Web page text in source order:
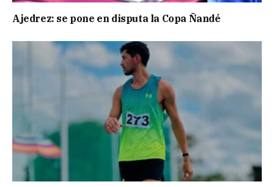
Ajedrez: se pone en disputa la Copa Ñandé